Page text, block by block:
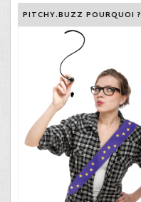
PITCHY.BUZZ POURQUOI ?